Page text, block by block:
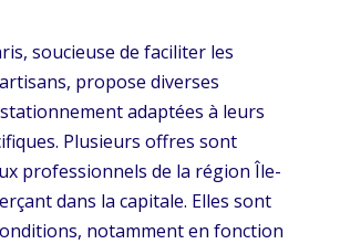
soucieuse de faciliter les
propose diverses
adaptées à leurs
Plusieurs offres sont
professionnels de la région Île-
dans la capitale. Elles sont
notamment en fonction